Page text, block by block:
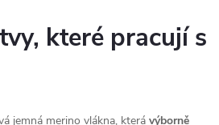
které pracují s
jemná merino vlákna, která výborně